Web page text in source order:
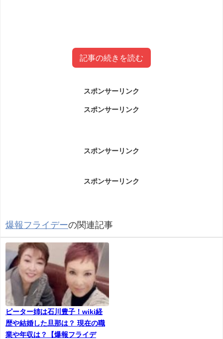
記事の続きを読む
コウタ(石島浩太)wikiプロフィール(年齢・経歴)です。
名前：コウタ
本名：石島浩太（いしじまこうた）
生年月日：1962年3月15日
スポンサーリンク
スポンサーリンク
スポンサーリンク
スポンサーリンク
爆報フライデーの関連記事
ピーター姉は石川豊子！wiki経
歴や結婚した旦那は？ 現在の職
業や年収は？【爆報フライデ